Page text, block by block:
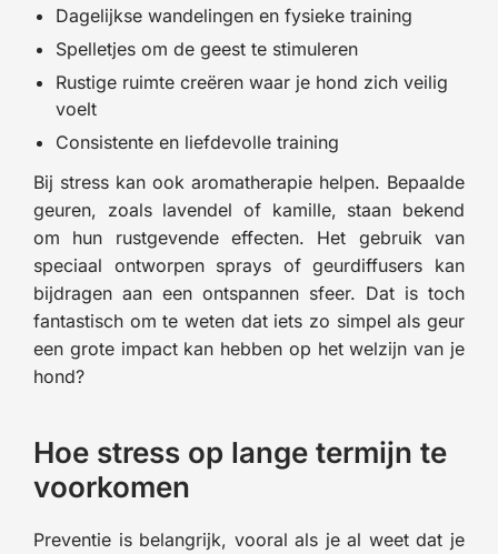
Dagelijkse wandelingen en fysieke training
Spelletjes om de geest te stimuleren
Rustige ruimte creëren waar je hond zich veilig
voelt
Consistente en liefdevolle training
Bij stress kan ook aromatherapie helpen. Bepaalde
geuren, zoals lavendel of kamille, staan bekend
om hun rustgevende effecten. Het gebruik van
speciaal ontworpen sprays of geurdiffusers kan
bijdragen aan een ontspannen sfeer. Dat is toch
fantastisch om te weten dat iets zo simpel als geur
een grote impact kan hebben op het welzijn van je
hond?
Hoe stress op lange termijn te
voorkomen
Preventie is belangrijk, vooral als je al weet dat je